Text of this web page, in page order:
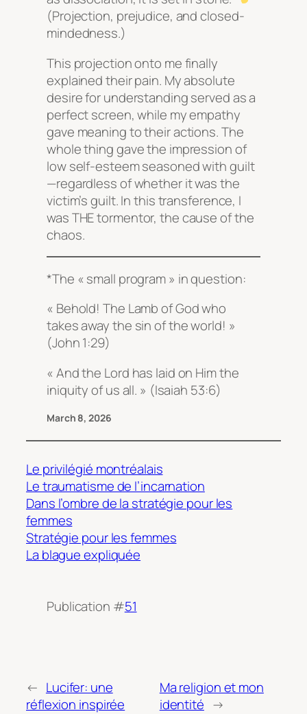
(Projection, prejudice, and closed-
mindedness.)
This projection onto me finally
explained their pain. My absolute
desire for understanding served as a
perfect screen, while my empathy
gave meaning to their actions. The
whole thing gave the impression of
low self-esteem seasoned with guilt
—regardless of whether it was the
victim’s guilt. In this transference, I
was THE tormentor, the cause of the
chaos.
*The « small program » in question:
« Behold! The Lamb of God who
takes away the sin of the world! »
(John 1:29)
« And the Lord has laid on Him the
iniquity of us all. » (Isaiah 53:6)
March 8, 2026
Le privilégié montréalais
Le traumatisme de l’incarnation
Dans l’ombre de la stratégie pour les
femmes
Stratégie pour les femmes
La blague expliquée
Publication #51
← Lucifer: une
réflexion inspirée
Ma religion et mon
identité →